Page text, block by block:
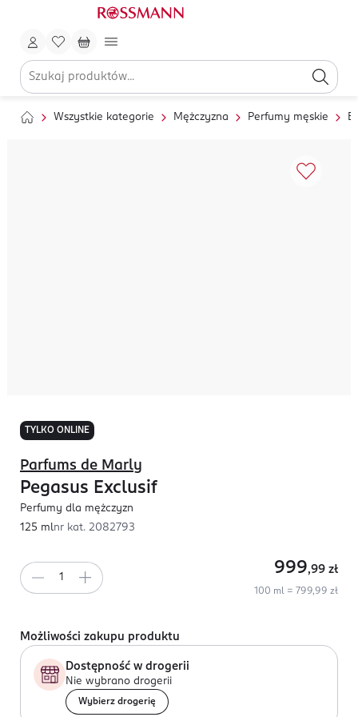
Wszystkie kategorie Mężczyzna Perfumy męskie
TYLKO ONLINE
Parfums de Marly
Pegasus Exclusif
Perfumy dla mężczyzn
125 mlnr kat. 2082793
999,99 zł
100 ml = 799,99 zł
Możliwości zakupu produktu
Dostępność w drogerii
Nie wybrano drogerii
Wybierz drogerię